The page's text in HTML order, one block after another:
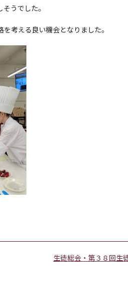
うでした。
考える良い機会となりました。
生徒総会・第３８回生